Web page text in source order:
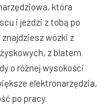
która
i jeździ z tobą po
wózki z
z blatem
o różnej wysokości
elektronarzędzia,
po pracy.